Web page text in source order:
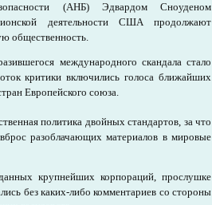
(АНБ) Эдвардом Сноуденом
деятельности США продолжают
общественность.
международного скандала стало
критики включились голоса ближайших
Европейского союза.
политика двойных стандартов, за что
разоблачающих материалов в мировые
крупнейших корпораций, прослушке
без каких-либо комментариев со стороны